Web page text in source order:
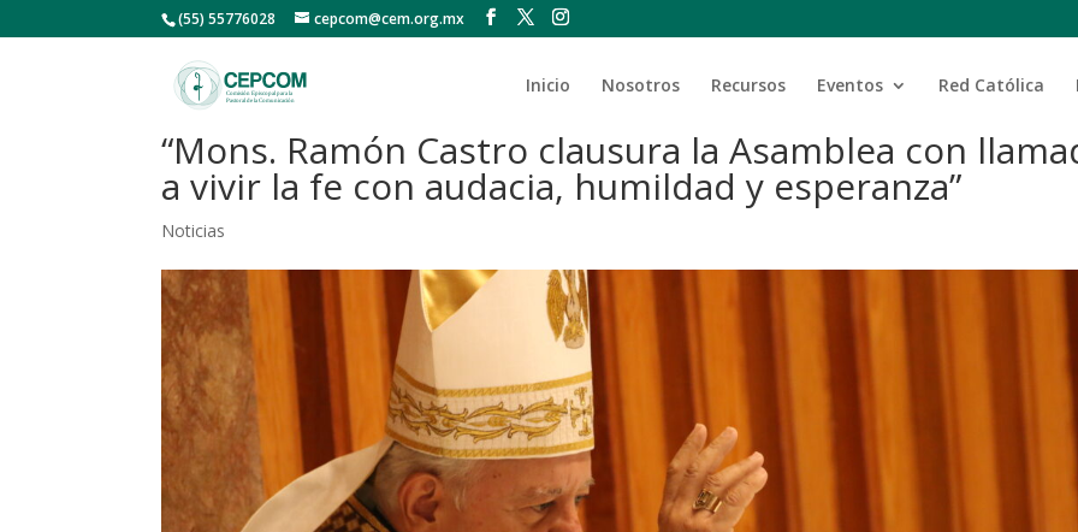
(55) 55776028 cepcom@cem.org.mx
Inicio Nosotros Recursos Eventos Red Católica
“Mons. Ramón Castro clausura la Asamblea con
a vivir la fe con audacia, humildad y esperanza”
Noticias